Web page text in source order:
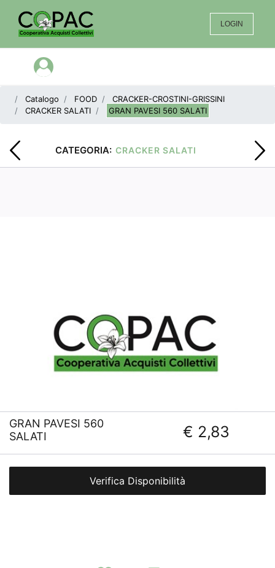
LOGIN
Open menu
Catalogo FOOD
CRACKER-CROSTINI-GRISSINI
CRACKER SALATI
GRAN PAVESI 560 SALATI
CATEGORIA: CRACKER SALATI
GRAN PAVESI 560
SALATI
€ 2,83
Verifica Disponibilità